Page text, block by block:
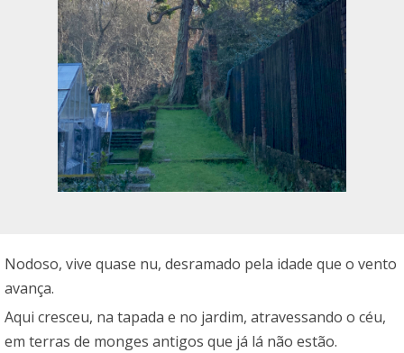
Nodoso, vive quase nu, desramado pela idade que o vento
avança.
Aqui cresceu, na tapada e no jardim, atravessando o céu,
em terras de monges antigos que já lá não estão.